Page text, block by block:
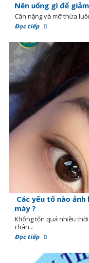
Nên uống gì để
Cân nặng và mỡ thừa
Đọc tiếp
Các yếu tố nào
mày ?
Không tốn quá nhiều
chân...
Đọc tiếp